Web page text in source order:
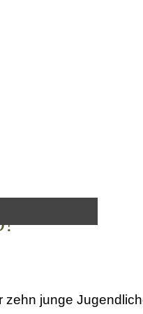
junge